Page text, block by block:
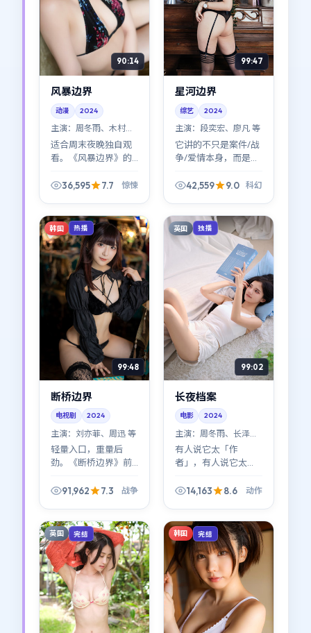
90:14
风暴边界
动漫 2024
主演： 周冬雨、木村拓
哉 等
适合周末夜晚独自观
看。《风暴边界》的
得慢，退得也慢；看
戏很出圈）。
36,595 7.7 惊悚
99:47
星河边界
综艺 2024
主演： 段奕宏、廖凡 等
它讲的不只是案件/战
争/爱情本身，而是
界》把
废墟里重新组织语
言。
42,559 9.0 科幻
韩国 热播
99:48
断桥边界
电视剧 2024
主演： 刘亦菲、周迅 等
轻量入口，重量后
劲。《断桥边界》前
诗缩印；战争标签贴
题。
91,962 7.3 战争
英国 独播
99:02
长夜档案
电影 2024
主演： 周冬雨、长泽雅
美 等
有人说它太「作
者」，有人说它太
盾。《长夜档案》在
衡点。
14,163 8.6 动作
英国 完结 韩国 完结